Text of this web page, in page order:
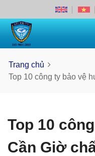
Trang chủ
Top 10 công ty bảo vệ
Top 10
Cần Giờ